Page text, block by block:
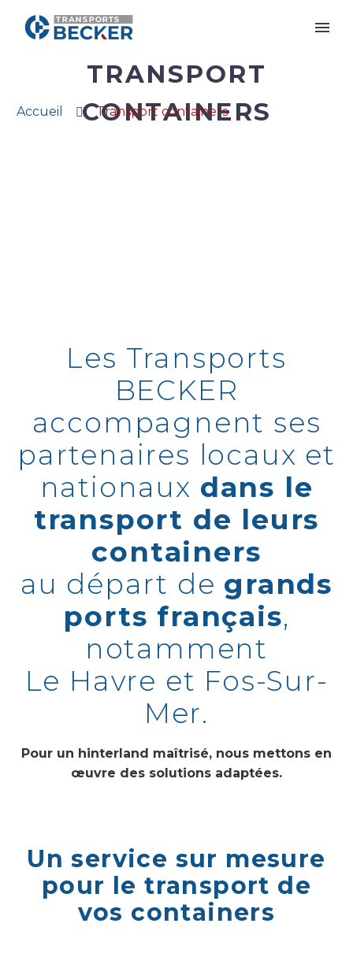
TRANSPORT
CONTAINERS
Accueil Transport containers
Les Transports
BECKER
accompagnent ses
partenaires locaux et
nationaux dans le
transport de leurs
containers
au départ de grands
ports français,
notamment
Le Havre et Fos-Sur-
Mer.
Pour un hinterland maîtrisé, nous mettons en
œuvre des solutions adaptées.
Un service sur mesure
pour le transport de
vos containers